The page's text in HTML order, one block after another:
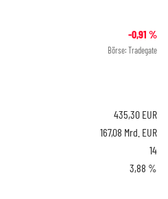
-0,91 %
Börse: Tradegate
435,30 EUR
167,08 Mrd. EUR
14
3,88 %